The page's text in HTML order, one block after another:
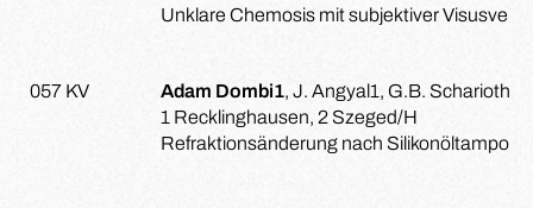
Unklare Chemosis mit subjektiver
057 KV Adam Dombi1, J. Angyal1, G.B.
1 Recklinghausen, 2 Szeged/H
Refraktionsänderung nach